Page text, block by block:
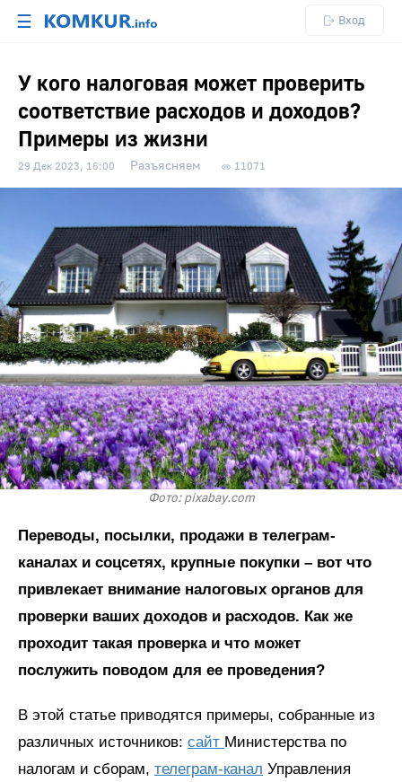
☰ Вход
У кого налоговая может проверить
соответствие расходов и доходов?
Примеры из жизни
29 Дек 2023, 16:00 Разъясняем 11071
Фото: pixabay.com
Переводы, посылки, продажи в телеграм-
каналах и соцсетях, крупные покупки – вот что
привлекает внимание налоговых органов для
проверки ваших доходов и расходов. Как же
проходит такая проверка и что может
послужить поводом для ее проведения?
В этой статье приводятся примеры, собранные из
различных источников: сайт Министерства по
налогам и сборам, телеграм-канал Управления